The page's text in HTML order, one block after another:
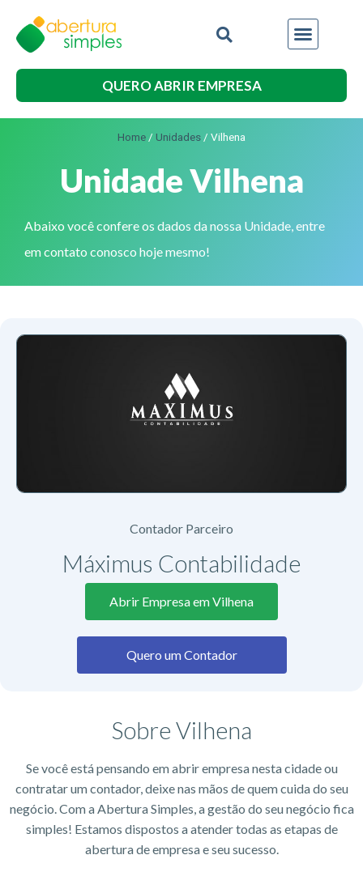
QUERO ABRIR EMPRESA
Home / Unidades / Vilhena
Unidade Vilhena
Abaixo você confere os dados da nossa Unidade, entre
em contato conosco hoje mesmo!
Contador Parceiro
Máximus Contabilidade
Abrir Empresa em Vilhena
Quero um Contador
Sobre Vilhena
Se você está pensando em abrir empresa nesta cidade ou
contratar um contador, deixe nas mãos de quem cuida do seu
negócio. Com a Abertura Simples, a gestão do seu negócio fica
simples! Estamos dispostos a atender todas as etapas de
abertura de empresa e seu sucesso.